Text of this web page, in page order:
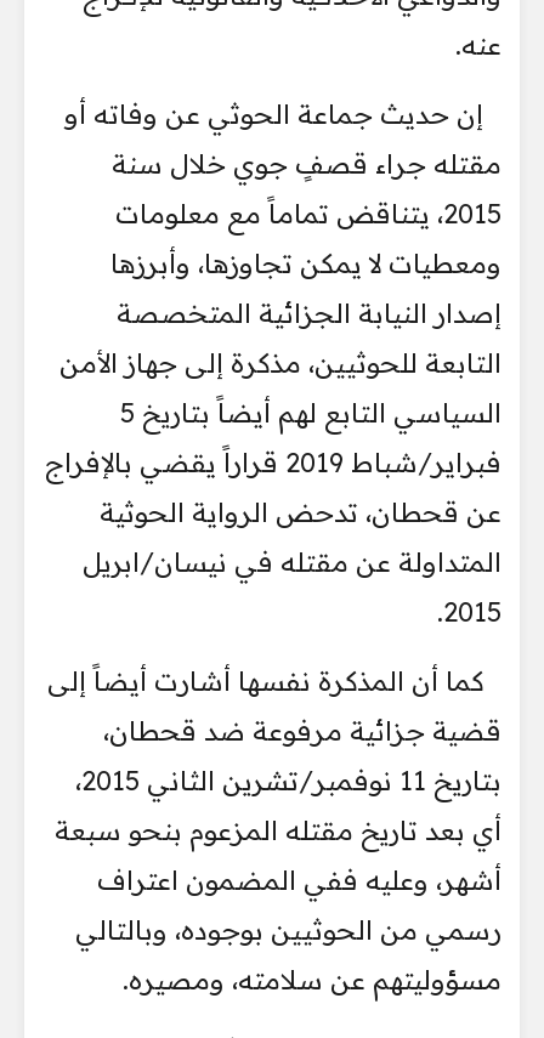
عنه.
إن حديث جماعة الحوثي عن وفاته أو
مقتله جراء قصفٍ جوي خلال سنة
2015، يتناقض تماماً مع معلومات
ومعطيات لا يمكن تجاوزها، وأبرزها
إصدار النيابة الجزائية المتخصصة
التابعة للحوثيين، مذكرة إلى جهاز الأمن
السياسي التابع لهم أيضاً بتاريخ 5
فبراير/شباط 2019 قراراً يقضي بالإفراج
عن قحطان، تدحض الرواية الحوثية
المتداولة عن مقتله في نيسان/ابريل
2015.
كما أن المذكرة نفسها أشارت أيضاً إلى
قضية جزائية مرفوعة ضد قحطان،
بتاريخ 11 نوفمبر/تشرين الثاني 2015،
أي بعد تاريخ مقتله المزعوم بنحو سبعة
أشهر، وعليه ففي المضمون اعتراف
رسمي من الحوثيين بوجوده، وبالتالي
مسؤوليتهم عن سلامته، ومصيره.